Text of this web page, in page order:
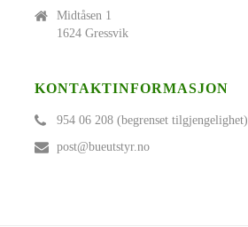
Midtåsen 1
1624 Gressvik
KONTAKTINFORMASJON
954 06 208 (begrenset tilgjengelighet)
post@bueutstyr.no